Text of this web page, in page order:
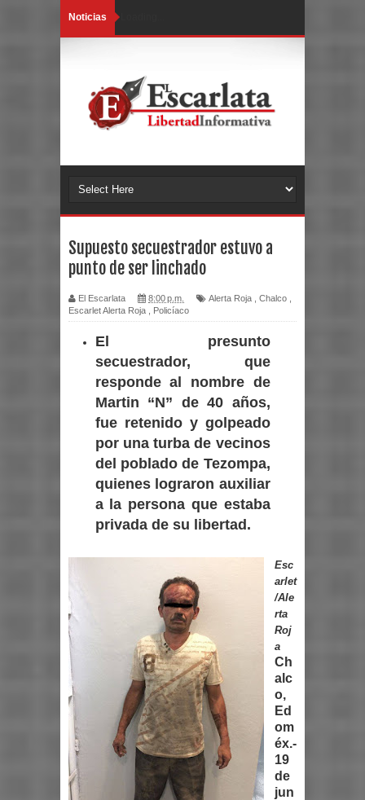
Noticias
Supuesto secuestrador estuvo a
punto de ser linchado
El Escarlata 8:00 p.m. Alerta Roja Chalco
Escarlet Alerta Roja
Policíaco
El presunto
secuestrador, que
responde al nombre de
Martin “N” de 40 años,
fue retenido y golpeado
por una turba de vecinos
del poblado de Tezompa,
quienes lograron auxiliar
a la persona que estaba
privada de su libertad.
Esc
arlet
/Ale
rta
Roj
a
Ch
alc
o,
Ed
om
éx.-
19
de
jun